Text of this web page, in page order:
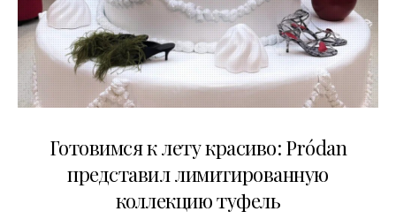
Готовимся к лету красиво: Pródan
представил лимитированную
коллекцию туфель